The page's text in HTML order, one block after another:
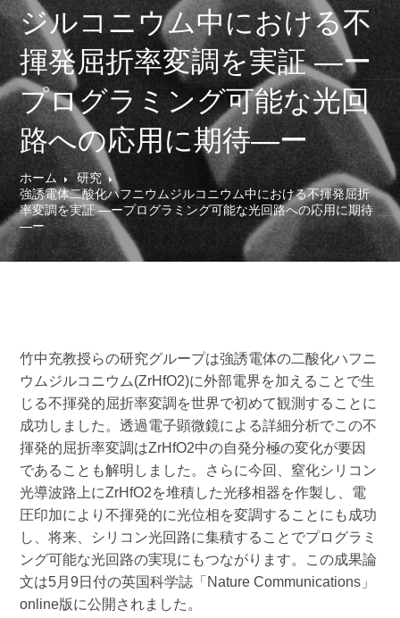
ジルコニウム中における不
揮発屈折率変調を実証 ―ー
プログラミング可能な光回
路への応用に期待―ー
ホーム
研究
強誘電体二酸化ハフニウムジルコニウム中における不揮発屈折
率変調を実証 ―ープログラミング可能な光回路への応用に期待
―ー
竹中充教授らの研究グループは強誘電体の二酸化ハフニ
ウムジルコニウム(ZrHfO2)に外部電界を加えることで生
じる不揮発的屈折率変調を世界で初めて観測することに
成功しました。透過電子顕微鏡による詳細分析でこの不
揮発的屈折率変調はZrHfO2中の自発分極の変化が要因
であることも解明しました。さらに今回、窒化シリコン
光導波路上にZrHfO2を堆積した光移相器を作製し、電
圧印加により不揮発的に光位相を変調することにも成功
し、将来、シリコン光回路に集積することでプログラミ
ング可能な光回路の実現にもつながります。この成果論
文は5月9日付の英国科学誌「Nature Communications」
online版に公開されました。